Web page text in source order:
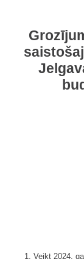
1. Veikt 2024.